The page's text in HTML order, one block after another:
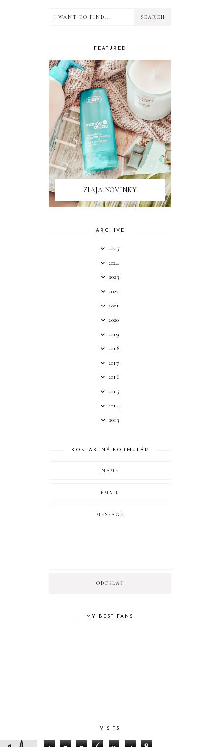
FEATURED
ZIAJA NOVINKY
ARCHIVE
2025
2024
2023
2022
2021
2020
2019
2018
2017
2016
2015
2014
2013
KONTAKTNÝ FORMULÁR
MY BEST FANS
VISITS